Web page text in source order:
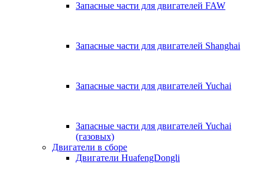
Запасные части для двигателей FAW
Запасные части для двигателей Shanghai
Запасные части для двигателей Yuchai
Запасные части для двигателей Yuchai
(газовых)
Двигатели в сборе
Двигатели HuafengDongli